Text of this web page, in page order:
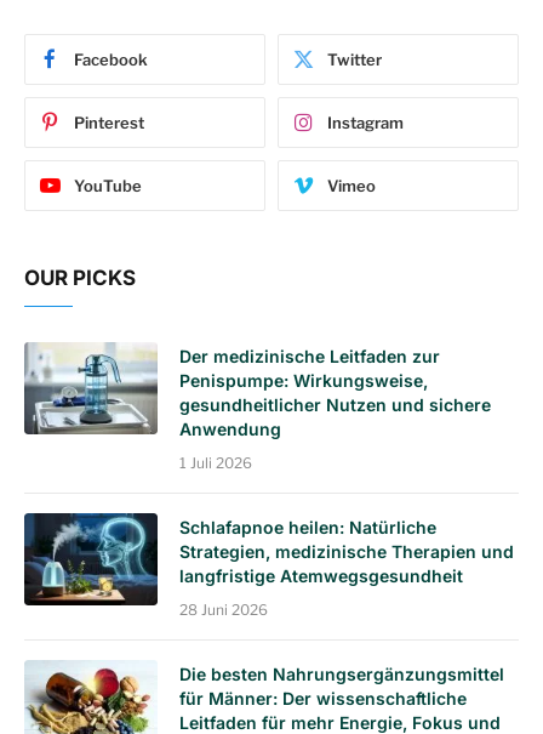
Facebook Twitter
Pinterest Instagram
YouTube Vimeo
OUR PICKS
Der medizinische Leitfaden zur
Penispumpe: Wirkungsweise,
gesundheitlicher Nutzen und sichere
Anwendung
1 Juli 2026
Schlafapnoe heilen: Natürliche
Strategien, medizinische Therapien und
langfristige Atemwegsgesundheit
28 Juni 2026
Die besten Nahrungsergänzungsmittel
für Männer: Der wissenschaftliche
Leitfaden für mehr Energie, Fokus und